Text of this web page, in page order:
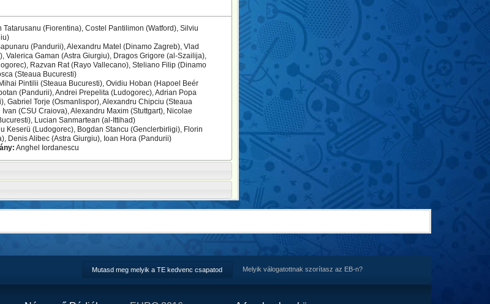
Tatarusanu (Fiorentina), Costel Pantilimon (Watford), Silviu
(Pandurii), Alexandru Matel (Dinamo Zagreb), Vlad
Valerica Gaman (Astra Giurgiu), Dragos Grigore (al-Szailija),
Razvan Rat (Rayo Vallecano), Steliano Filip (Dinamo
(Steaua Bucuresti)
Mihai Pintilii (Steaua Bucuresti), Ovidiu Hoban (Hapoel Beér
(Pandurii), Andrei Prepelita (Ludogorec), Adrian Popa
Gabriel Torje (Osmanlispor), Alexandru Chipciu (Steaua
Ivan (CSU Craiova), Alexandru Maxim (Stuttgart), Nicolae
Lucian Sanmartean (al-Ittihad)
Keserü (Ludogorec), Bogdan Stancu (Genclerbirligi), Florin
Denis Alibec (Astra Giurgiu), Ioan Hora (Pandurii)
Anghel Iordanescu
Melyik válogatottnak szorítasz az EB-n?
Mutasd meg melyik a TE kedvenc csapatod